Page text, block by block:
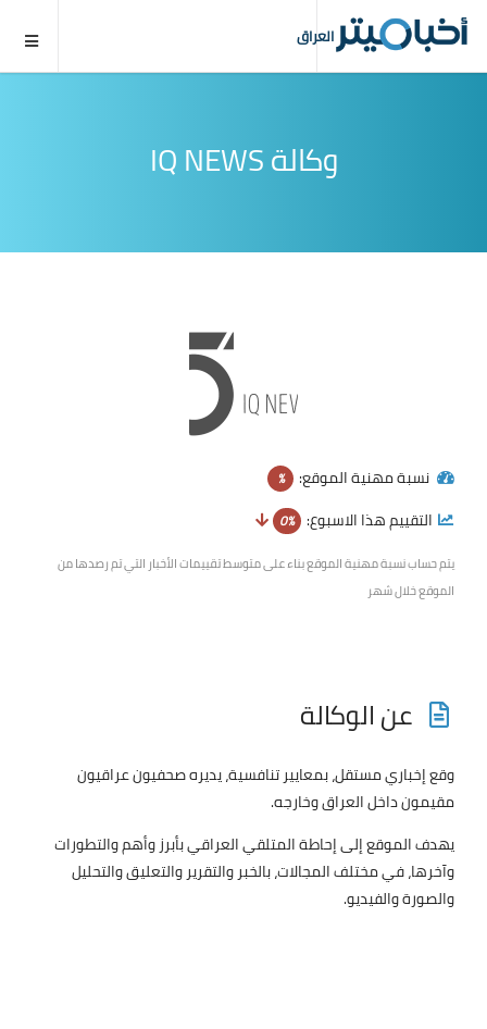
العراق
وكالة IQ NEWS
نسبة مهنية الموقع: %
التقييم هذا الاسبوع: 0%
يتم حساب نسبة مهنية الموقع بناء على متوسط تقييمات الأخبار التي تم رصدها من
الموقع خلال شهر
عن الوكالة
وقع إخباري مستقل، بمعايير تنافسية، يديره صحفيون عراقيون
مقيمون داخل العراق وخارجه.
يهدف الموقع إلى إحاطة المتلقي العراقي بأبرز وأهم والتطورات
وآخرها، في مختلف المجالات، بالخبر والتقرير والتعليق والتحليل
والصورة والفيديو.